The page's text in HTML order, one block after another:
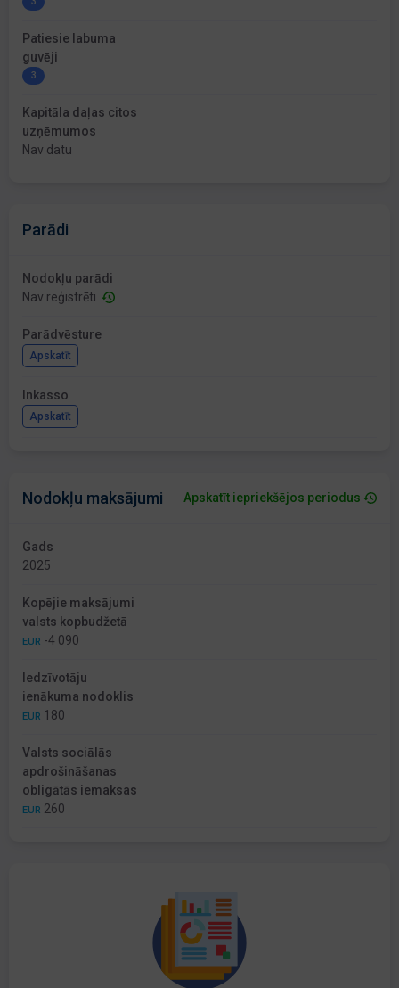
Patiesie labuma
guvēji
3
Kapitāla daļas citos
uzņēmumos
Nav datu
Parādi
Nodokļu parādi
Nav reģistrēti
Parādvēsture
Apskatīt
Inkasso
Apskatīt
Nodokļu maksājumi Apskatīt iepriekšējos periodus
Gads
2025
Kopējie maksājumi
valsts kopbudžetā
EUR -4 090
Iedzīvotāju
ienākuma nodoklis
EUR 180
Valsts sociālās
apdrošināšanas
obligātās iemaksas
EUR 260